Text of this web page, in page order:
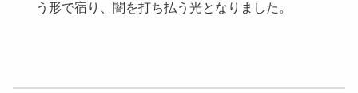
う形で宿り、闇を打ち払う光となりました。